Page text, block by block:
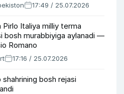
17:49 / 25.07.2026
Pirlo Italiya milliy terma
bosh murabbiyiga aylanadi —
Romano
17:16 / 25.07.2026
shahrining bosh rejasi